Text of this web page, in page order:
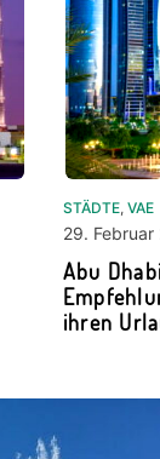
STÄDTE, VAE
29. Februar
Abu
ihren